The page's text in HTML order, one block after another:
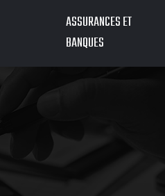
ASSURANCES ET
BANQUES